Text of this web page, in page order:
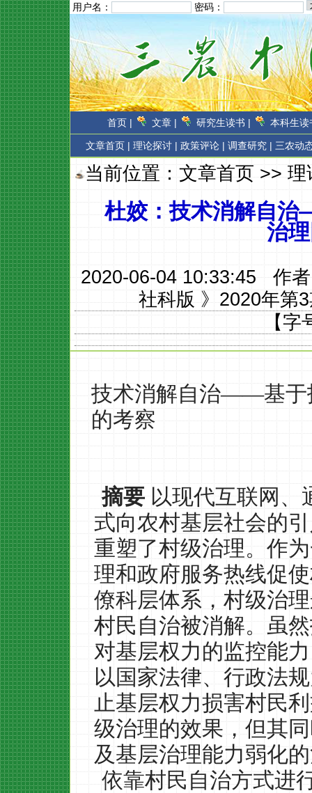
用户名： 密码：
首页 | 文章 | 研究生读书 | 本科生读
文章首页 | 理论探讨 | 政策评论 | 调查研究 | 三农动
当前位置：文章首页>>理
杜姣：技术消解自
治
2020-06-04 10:33:45 作
社科版 》2020年第
【字
技术消解自治——基
的考察
摘要以现代互联网、
式向农村基层社会的
重塑了村级治理。作
理和政府服务热线促
僚科层体系，村级治
村民自治被消解。虽
对基层权力的监控能
以国家法律、行政法
止基层权力损害村民
级治理的效果，但其
及基层治理能力弱化
依靠村民自治方式进